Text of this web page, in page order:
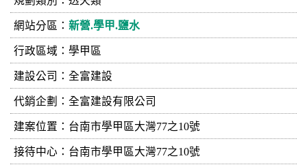
網站分區： 新營.學甲.鹽水
行政區域：學甲區
建設公司： 全富建設
代銷企劃：全富建設有限公司
建案位置：台南市學甲區大灣77之10號
接待中心：台南市學甲區大灣77之10號